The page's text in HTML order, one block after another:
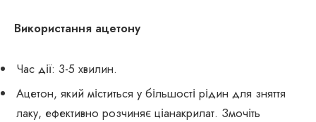
Використання ацетону
Час дії: 3-5 хвилин.
Ацетон, який міститься у більшості рідин для зняття
лаку, ефективно розчиняє ціанакрилат. Змочіть